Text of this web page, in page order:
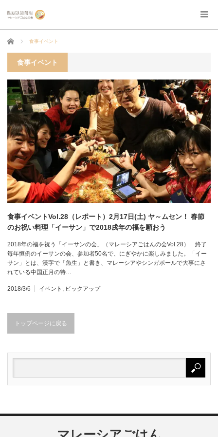
ホーム 食事イベント
食事イベント
食事イベントVol.28（レポート）2月17日(土) ヤ～ムセン！ 春節
のお祝い料理「イーサン」で2018戌年の福を願おう
2018年の福を祝う「イーサンの会」（マレーシアごはんの会Vol.28） 終了
毎年恒例のイーサンの会、参加者50名で、にぎやかに楽しみました。「イー
サン」とは、漢字で「魚生」と書き、マレーシアやシンガポールで大事にさ
れている中国正月の特…
2018/3/6 イベント , ピックアップ
トップページに戻る